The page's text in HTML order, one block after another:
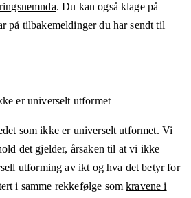
. Du kan også klage på
på tilbakemeldinger du har sendt til
er universelt utformet
som ikke er universelt utformet. Vi
det gjelder, årsaken til at vi ikke
utforming av ikt og hva det betyr for
i samme rekkefølge somkravene i